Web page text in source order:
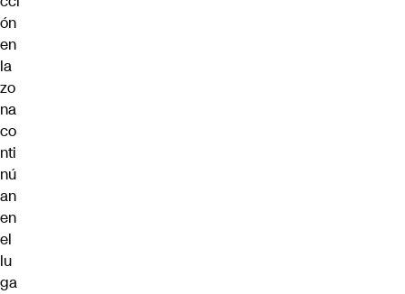
ón
en
la
zo
na
co
nti
nú
an
en
el
lu
ga